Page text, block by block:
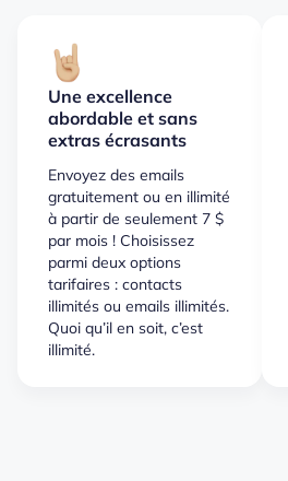
Une excellence
abordable et sans
extras écrasants
Envoyez des emails
gratuitement ou en illimité
à partir de seulement 7 $
par mois ! Choisissez
parmi deux options
tarifaires : contacts
illimités ou emails illimités.
Quoi qu’il en soit, c’est
illimité.